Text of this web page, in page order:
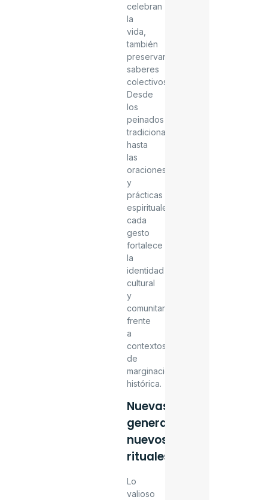
celebran
la
vida,
también
preservan
saberes
colectivos.
Desde
los
peinados
tradicionales
hasta
las
oraciones
y
prácticas
espirituales,
cada
gesto
fortalece
la
identidad
cultural
y
comunitaria
frente
a
contextos
de
marginación
histórica.
Nuevas
generaciones,
nuevos
rituales
Lo
valioso